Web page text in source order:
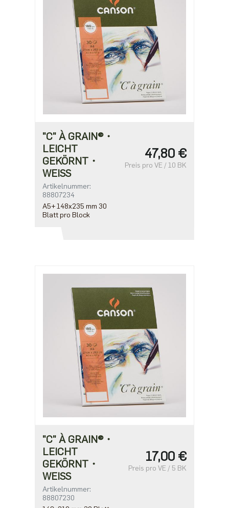
"C" À GRAIN®・
LEICHT
GEKÖRNT・
WEISS
Artikelnummer:
88807234
A5+ 148x235 mm 30
Blatt pro Block
47,80 €
Preis pro VE / 10 BK
"C" À GRAIN®・
LEICHT
GEKÖRNT・
WEISS
Artikelnummer:
88807230
17,00 €
Preis pro VE / 5 BK